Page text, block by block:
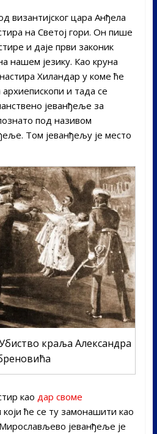
византијског цара Анђела
на Светој гори. Он пише
и даје први законик
нашем језику. Као круна
Хиландар у коме ће
и тада се
јеванђеље за
под називом
Том јеванђељу је место
краља Александра
као дар своме
ће се ту замонашити као
јеванђеље је